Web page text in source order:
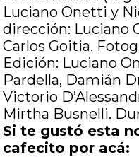
Luciano Onetti y
dirección: Luciano
Carlos Goitia.
Edición: Luciano
Pardella, Damián
Victorio
Mirtha Busnelli.
Si te gustó esta
cafecito por acá: